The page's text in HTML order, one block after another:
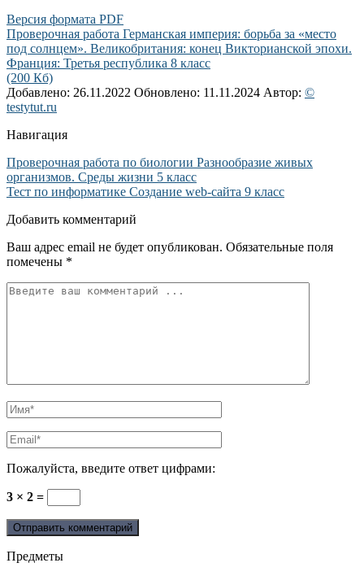
Версия формата PDF
Проверочная работа Германская империя: борьба за «место
под солнцем». Великобритания: конец Викторианской эпохи.
Франция: Третья республика 8 класс
(200 Кб)
Добавлено: 26.11.2022 Обновлено: 11.11.2024 Автор: ©
testytut.ru
Навигация
Проверочная работа по биологии Разнообразие живых
организмов. Среды жизни 5 класс
Тест по информатике Создание web-сайта 9 класс
Добавить комментарий
Ваш адрес email не будет опубликован. Обязательные поля
помечены *
Пожалуйста, введите ответ цифрами:
3 × 2 =
Предметы